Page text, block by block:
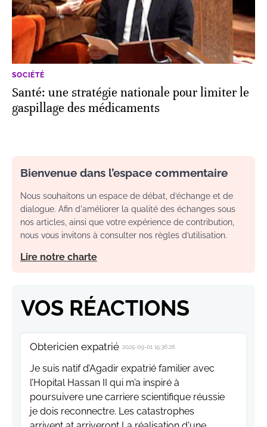
SOCIÉTÉ
Santé: une stratégie nationale pour limiter le
gaspillage des médicaments
Bienvenue dans l’espace commentaire
Nous souhaitons un espace de débat, d’échange et de
dialogue. Afin d'améliorer la qualité des échanges sous
nos articles, ainsi que votre expérience de contribution,
nous vous invitons à consulter nos règles d’utilisation.
Lire notre charte
VOS RÉACTIONS
Obtericien expatrié 2025-09-01 15:36:26
Je suis natif d’Agadir expatrié familier avec
l’Hopital Hassan II qui m’a inspiré à
poursuivere une carriere scientifique réussie
je dois reconnectre. Les catastrophes